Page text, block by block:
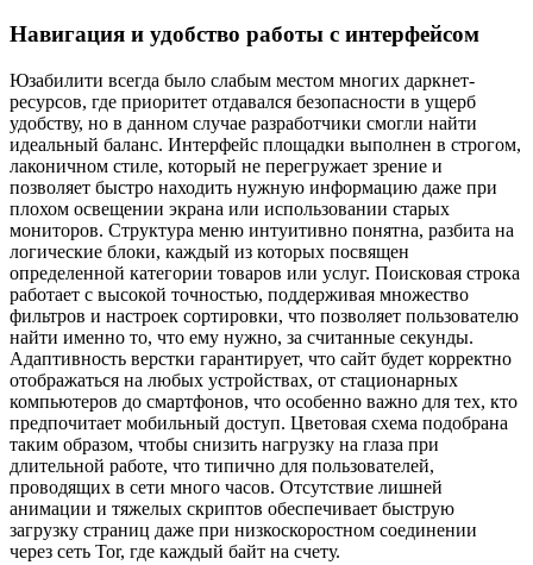
Навигация и удобство работы с интерфейсом
Юзабилити всегда было слабым местом многих даркнет-
ресурсов, где приоритет отдавался безопасности в ущерб
удобству, но в данном случае разработчики смогли найти
идеальный баланс. Интерфейс площадки выполнен в строгом,
лаконичном стиле, который не перегружает зрение и
позволяет быстро находить нужную информацию даже при
плохом освещении экрана или использовании старых
мониторов. Структура меню интуитивно понятна, разбита на
логические блоки, каждый из которых посвящен
определенной категории товаров или услуг. Поисковая строка
работает с высокой точностью, поддерживая множество
фильтров и настроек сортировки, что позволяет пользователю
найти именно то, что ему нужно, за считанные секунды.
Адаптивность верстки гарантирует, что сайт будет корректно
отображаться на любых устройствах, от стационарных
компьютеров до смартфонов, что особенно важно для тех, кто
предпочитает мобильный доступ. Цветовая схема подобрана
таким образом, чтобы снизить нагрузку на глаза при
длительной работе, что типично для пользователей,
проводящих в сети много часов. Отсутствие лишней
анимации и тяжелых скриптов обеспечивает быструю
загрузку страниц даже при низкоскоростном соединении
через сеть Tor, где каждый байт на счету.